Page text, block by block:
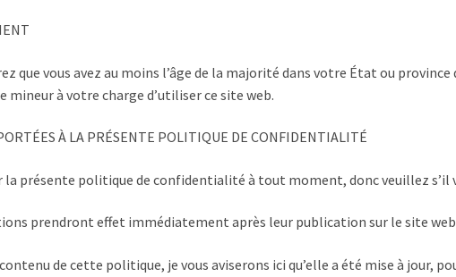
que vous avez au moins l’âge de la majorité dans votre État ou
mineur à votre charge d’utiliser ce site web.
À LA PRÉSENTE POLITIQUE DE CONFIDENTIALITÉ
la présente politique de confidentialité à tout moment, donc veuillez
prendront effet immédiatement après leur publication sur le site
de cette politique, je vous aviserons ici qu’elle a été mise à jour,